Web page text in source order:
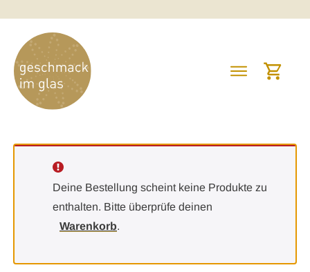
Deine Bestellung scheint keine Produkte zu
enthalten. Bitte überprüfe deinen
Warenkorb.